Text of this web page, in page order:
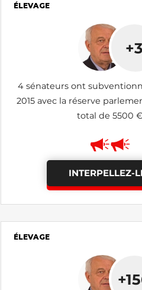
ÉLEVAGE
+3
4 sénateurs ont
2015 avec la réserve
total de 5500 €
INTERPELLEZ-
ÉLEVAGE